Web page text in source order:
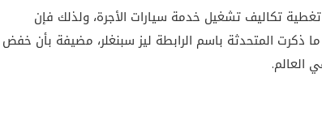
إلى تغطية تكاليف تشغيل خدمة سيارات الأجرة، ولذلك فإن
المتحدثة باسم الرابطة ليز سبنغلر، مضيفة بأن خفض
العالم.